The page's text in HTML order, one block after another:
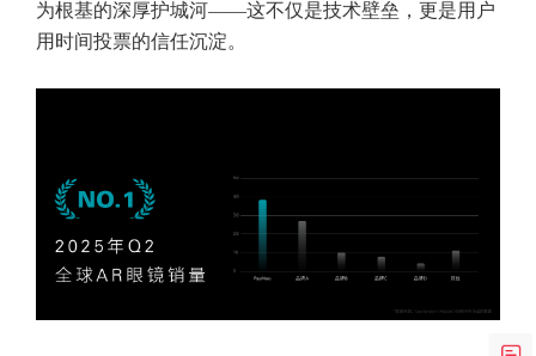
为根基的深厚护城河——这不仅是技术壁垒，更是用户
用时间投票的信任沉淀。